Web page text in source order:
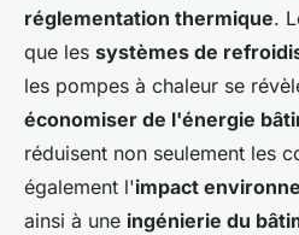
réglementation thermique.
que les systèmes de
les pompes à chaleur se
économiser de l'énergie
réduisent non seulement les
également l'impact
ainsi à une ingénierie du